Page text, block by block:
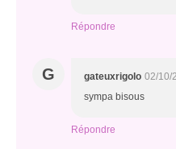
Répondre
G gateuxrigolo 02/10/
sympa bisous
Répondre